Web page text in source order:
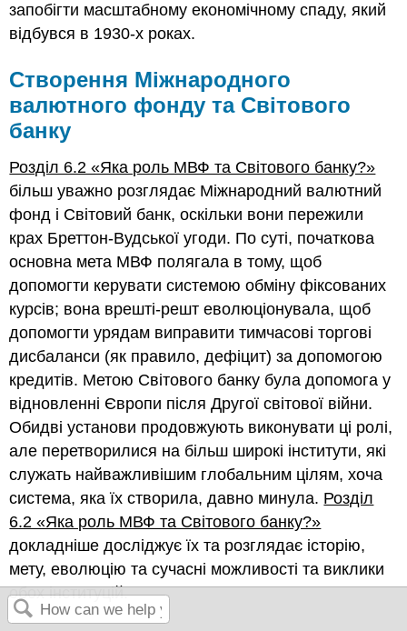
запобігти масштабному економічному спаду, який
відбувся в 1930-х роках.
Створення Міжнародного
валютного фонду та Світового
банку
Розділ 6.2 «Яка роль МВФ та Світового банку?»
більш уважно розглядає Міжнародний валютний
фонд і Світовий банк, оскільки вони пережили
крах Бреттон-Вудської угоди. По суті, початкова
основна мета МВФ полягала в тому, щоб
допомогти керувати системою обміну фіксованих
курсів; вона врешті-решт еволюціонувала, щоб
допомогти урядам виправити тимчасові торгові
дисбаланси (як правило, дефіцит) за допомогою
кредитів. Метою Світового банку була допомога у
відновленні Європи після Другої світової війни.
Обидві установи продовжують виконувати ці ролі,
але перетворилися на більш широкі інститути, які
служать найважливішим глобальним цілям, хоча
система, яка їх створила, давно минула. Розділ
6.2 «Яка роль МВФ та Світового банку?»
докладніше досліджує їх та розглядає історію,
мету, еволюцію та сучасні можливості та виклики
обох інституцій.